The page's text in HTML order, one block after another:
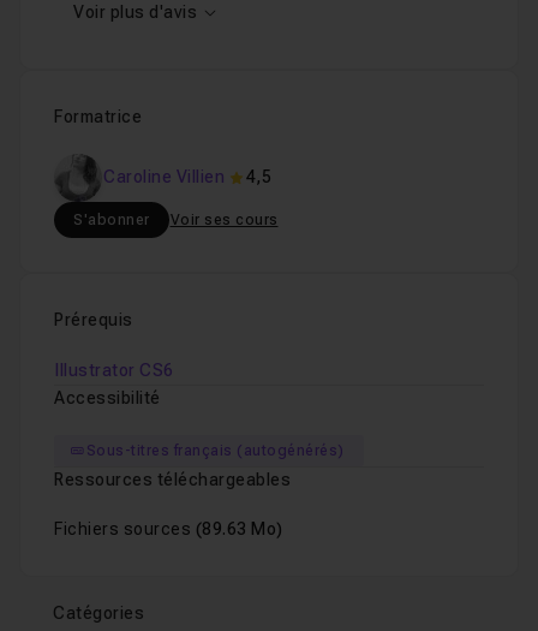
Voir plus d'avis
Formatrice
Caroline Villien 4,5
S'abonner Voir ses cours
Prérequis
Illustrator CS6
Accessibilité
Sous-titres français (autogénérés)
Ressources téléchargeables
Fichiers sources (89.63 Mo)
Catégories